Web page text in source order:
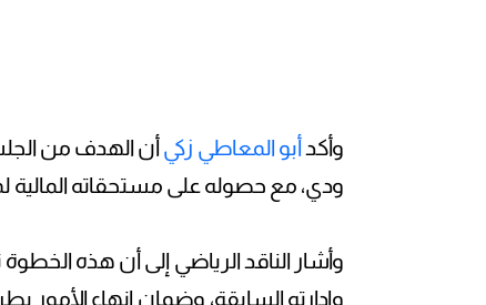
وأكدأبو المعاطي زكي أن الهدف من
ودي، مع حصوله على مستحقاته المالية لمدة 5 أشهر، وتوقيع مخالصة رسمية
وأشار الناقد الرياضي إلى أن هذه
وإدارته السابقة، وضمان إنهاء الأمور